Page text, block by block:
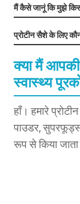
मैं कैसे जानूं कि मुझे
प्रोटीन सैशे के लिए कौन
क्या मैं
स्वास्थ्य
हाँ। हमारे
पाउडर,
रूप से किया